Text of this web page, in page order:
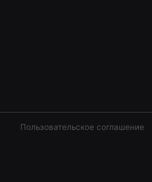
Пользовательское соглашение